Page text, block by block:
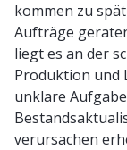
kommen zu
Aufträge
liegt es an der
Produktion und
unklare
verursachen